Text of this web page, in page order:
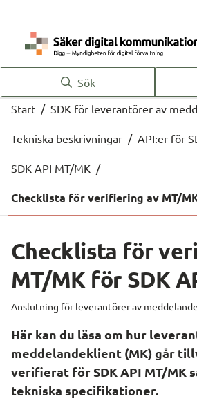
Sök
Start / SDK för leverantörer av
Tekniska beskrivningar / API:er för
SDK API MT/MK /
Checklista för verifiering av MT/
Checklista för
MT/MK för SDK
Anslutning för leverantörer av
Här kan du läsa om hur
meddelandeklient (MK) går
verifierat för SDK API MT/MK
tekniska specifikationer.